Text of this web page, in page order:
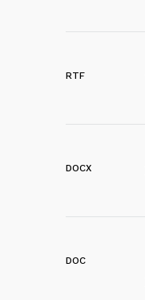
RTF
DOCX
DOC